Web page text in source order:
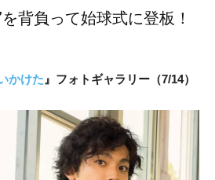
背負って始球式に登板！
かけた 』フォトギャラリー（7/14）